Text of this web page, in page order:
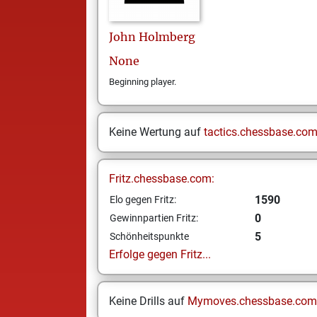
John Holmberg
None
Beginning player.
Keine Wertung auf tactics.chessbase.com
Fritz.chessbase.com:
Elo gegen Fritz: 1590
Gewinnpartien Fritz: 0
Schönheitspunkte
5
Erfolge gegen Fritz...
Keine Drills auf Mymoves.chessbase.com